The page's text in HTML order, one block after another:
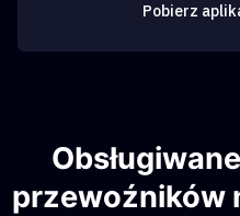
Pobierz
przewoźników